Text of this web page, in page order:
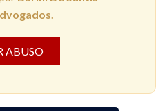
ABUSO